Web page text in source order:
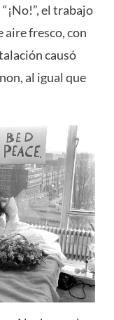
el trabajo
aire fresco, con
causó
al igual que